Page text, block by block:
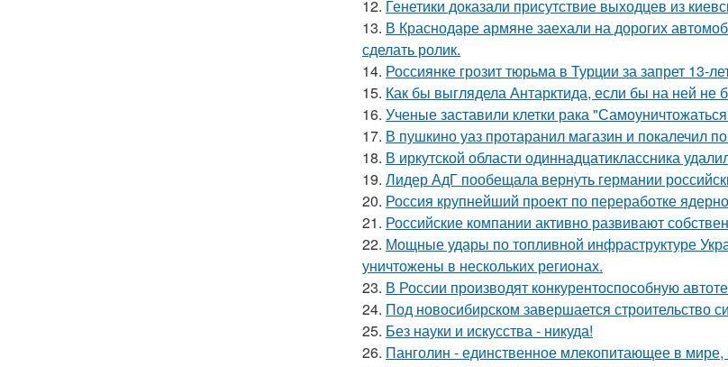
12. Генетики доказали присутствие выходцев из
13. В Краснодаре армяне заехали на дорогих
сделать ролик.
14. Россиянке грозит тюрьма в Турции за запрет 13-
15. Как бы выглядела Антарктида, если бы на ней не
16. Ученые заставили клетки рака
17. В пушкино уаз протаранил магазин и покалечил
18. В иркутской области одиннадцатиклассника
19. Лидер АдГ пообещала вернуть германии
20. Россия крупнейший проект по переработке
21. Российские компании активно развивают
22. Мощные удары по топливной инфраструктуре
уничтожены в нескольких регионах.
23. В России производят конкурентоспособную
24. Под новосибирском завершается строительство
25. Без науки и искусства - никуда!
26. Панголин - единственное млекопитающее в